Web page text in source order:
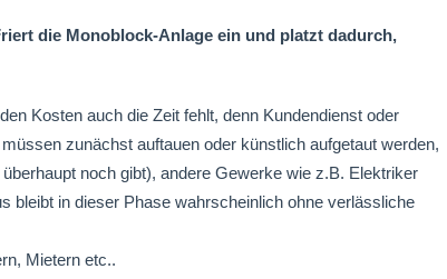
die Monoblock-Anlage ein und platzt dadurch,
Kosten auch die Zeit fehlt, denn Kundendienst oder
zunächst auftauen oder künstlich aufgetaut werden,
noch gibt), andere Gewerke wie z.B. Elektriker
bleibt in dieser Phase wahrscheinlich ohne verlässliche
Mietern etc..